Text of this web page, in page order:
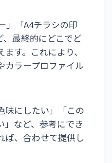
」「A4チラシの印
、最終的にどこでど
す。これにより、
カラープロファイル
味にしたい」「この
」など、参考にでき
ば、合わせて提供し